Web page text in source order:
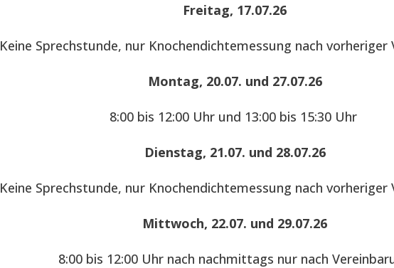
Freitag, 17.07.26
Keine Sprechstunde, nur Knochendichtemessung nach vorheriger
Montag, 20.07. und 27.07.26
8:00 bis 12:00 Uhr und 13:00 bis 15:30 Uhr
Dienstag, 21.07. und 28.07.26
Keine Sprechstunde, nur Knochendichtemessung nach vorheriger
Mittwoch, 22.07. und 29.07.26
8:00 bis 12:00 Uhr nach nachmittags nur nach